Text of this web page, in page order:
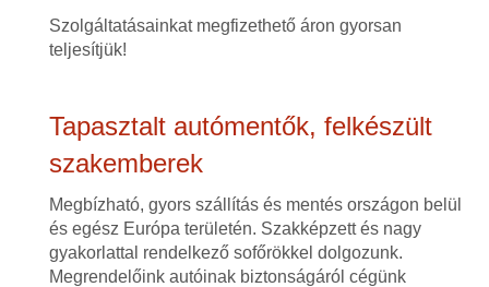
Szolgáltatásainkat megfizethető áron gyorsan
teljesítjük!
Tapasztalt autómentők, felkészült
szakemberek
Megbízható, gyors szállítás és mentés országon belül
és egész Európa területén. Szakképzett és nagy
gyakorlattal rendelkező sofőrökkel dolgozunk.
Megrendelőink autóinak biztonságáról cégünk